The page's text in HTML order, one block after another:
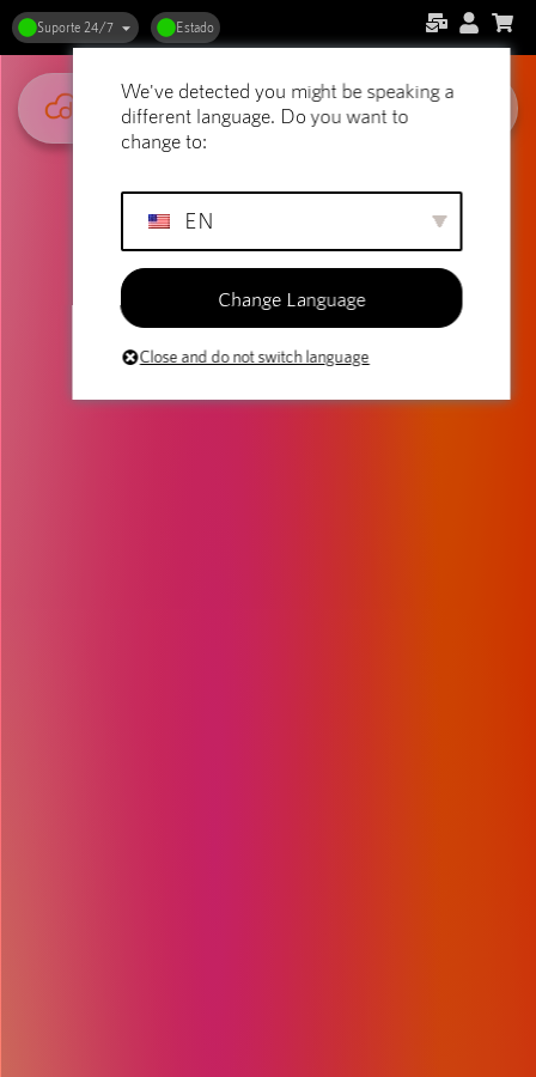
Suporte 24/7 Estado
We've detected you might be speaking a
different language. Do you want to
change to:
EN
Change Language
Close and do not switch language